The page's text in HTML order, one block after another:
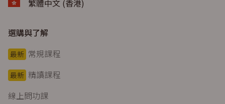
繁體中文 (香港)
選購與了解
最新 常規課程
最新 精讀課程
線上問功課